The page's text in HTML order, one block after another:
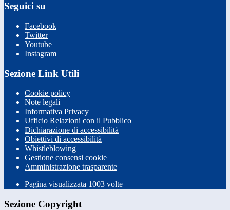
Seguici su
Facebook
Twitter
Youtube
Instagram
Sezione Link Utili
Cookie policy
Note legali
Informativa Privacy
Ufficio Relazioni con il Pubblico
Dichiarazione di accessibilità
Obiettivi di accessibilità
Whistleblowing
Gestione consensi cookie
Amministrazione trasparente
Pagina visualizzata 1003 volte
Sezione Copyright